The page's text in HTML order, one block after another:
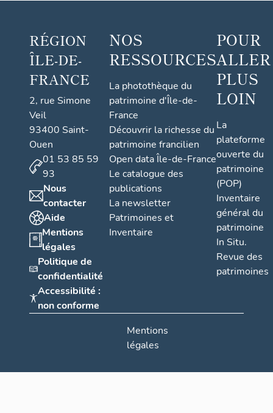
RÉGION
ÎLE-DE-
FRANCE
2, rue Simone
Veil
93400 Saint-
Ouen
01 53 85 59
93
Nous
contacter
Aide
Mentions
légales
Politique de
confidentialité
Accessibilité :
non conforme
NOS
RESSOURCES
La photothèque du
patrimoine d'Île-de-
France
Découvrir la richesse du
patrimoine francilien
Open data Île-de-France
Le catalogue des
publications
La newsletter
Patrimoines et
Inventaire
POUR
ALLER
PLUS
LOIN
La
plateforme
ouverte du
patrimoine
(POP)
Inventaire
général du
patrimoine
In Situ.
Revue des
patrimoines
Mentions
légales